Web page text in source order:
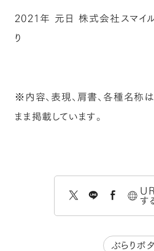
2021年 元日 株式会社スマイ
り​
※内容、表現、肩書、各種名称
まま掲載しています。
す
ぶらりボ